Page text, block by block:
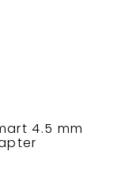
4.5 mm